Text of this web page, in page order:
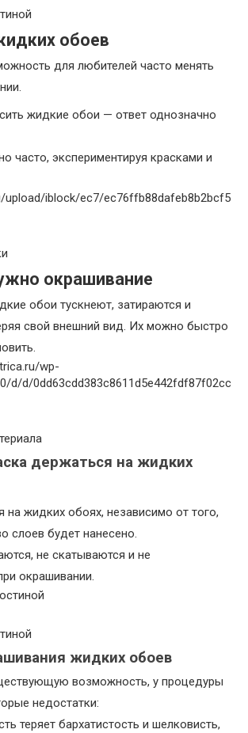
обоев
для любителей часто менять
жидкие обои — ответ однозначно
часто, экспериментируя красками и
окрашивание
обои тускнеют, затираются и
свой внешний вид. Их можно быстро
держаться на жидких
на жидких обоях, независимо от того,
слоев будет нанесено.
не скатываются и не
окрашивании.
жидких обоев
возможность, у процедуры
недостатки:
теряет бархатистость и шелковисть,